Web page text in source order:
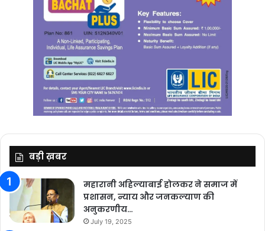
बड़ी ख़बर
महारानी अहिल्याबाई होलकर ने समाज में
प्रशासन, न्याय और जनकल्याण की
अनुकरणीय…
July 19, 2025